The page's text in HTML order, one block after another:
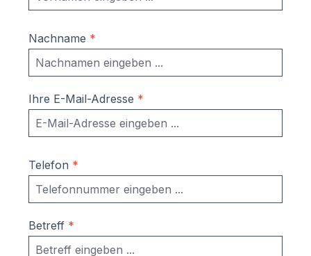
Nachname *
Ihre E-Mail-Adresse *
Telefon *
Betreff *